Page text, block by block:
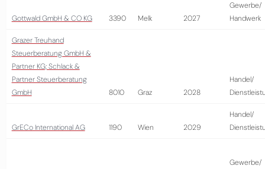
Gottwald GmbH & CO KG 3390 Melk 2027
Gewerbe/
Handwerk
Grazer Treuhand
Steuerberatung GmbH &
Partner KG; Schlack &
Partner Steuerberatung
GmbH
8010 Graz 2028
Handel/
GrECo International AG 1190 Wien 2029
Handel/
Gewerbe/